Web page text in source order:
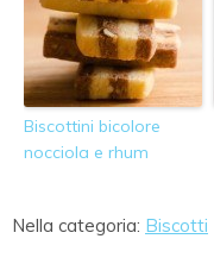
Biscottini bicolore
nocciola e rhum
Nella categoria: Biscotti